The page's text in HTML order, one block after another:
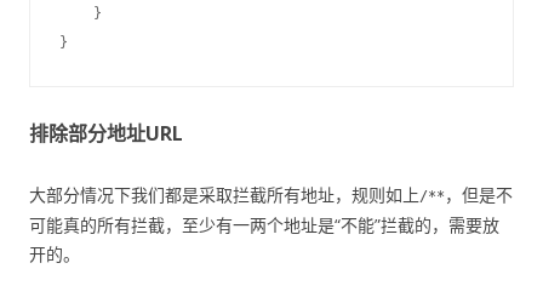
    }
排除部分地址URL
大部分情况下我们都是采取拦截所有地址，规则如上/** ，但是不
可能真的所有拦截，至少有一两个地址是“不能”拦截的，需要放
开的。